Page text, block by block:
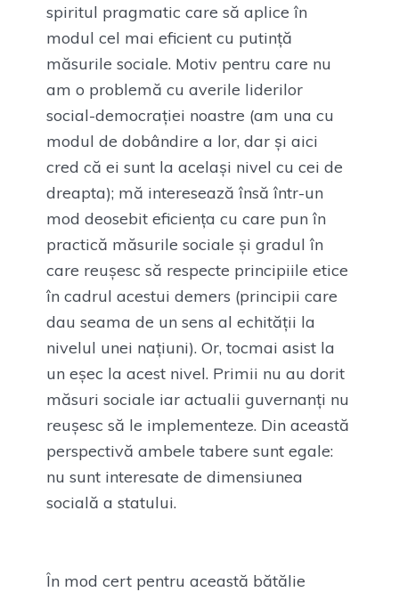
spiritul pragmatic care să aplice în
modul cel mai eficient cu putință
măsurile sociale. Motiv pentru care nu
am o problemă cu averile liderilor
social-democrației noastre (am una cu
modul de dobândire a lor, dar și aici
cred că ei sunt la același nivel cu cei de
dreapta); mă interesează însă într-un
mod deosebit eficiența cu care pun în
practică măsurile sociale și gradul în
care reușesc să respecte principiile etice
în cadrul acestui demers (principii care
dau seama de un sens al echității la
nivelul unei națiuni). Or, tocmai asist la
un eșec la acest nivel. Primii nu au dorit
măsuri sociale iar actualii guvernanți nu
reușesc să le implementeze. Din această
perspectivă ambele tabere sunt egale:
nu sunt interesate de dimensiunea
socială a statului.
În mod cert pentru această bătălie